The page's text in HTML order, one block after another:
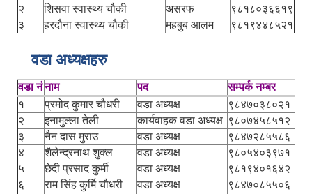
२
शिसवा स्वास्थ्य चौकी असरफ
९८१८०३६६१९
३
हरदौना स्वास्थ्य चौकी महबुब आलम ९८१९४४८५२१
वडा अध्यक्षहरु
वडा नंनाम पद
सम्पर्क नम्बर
१
प्रमोद कुमार चौधरी वडा अध्यक्ष
९८४७०३८०२१
२
इनामुल्ला तेली कार्यवाहक वडा अध्यक्ष ९८०७४५८५१२
३
नैन दास मुराउ वडा अध्यक्ष
९८४७२८५५८६
४
शैलेन्द्रनाथ शुक्ल वडा अध्यक्ष
९८०५४०३९७१
५
छेदी प्रसाद कुर्मी वडा अध्यक्ष
९८१९४०१६४२
६
राम सिंह कुर्मि चौधरी वडा अध्यक्ष
९८४७०८५५०६